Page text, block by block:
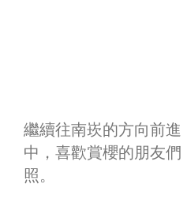
繼續往南崁的方向前進
中，喜歡賞櫻的朋友
照。